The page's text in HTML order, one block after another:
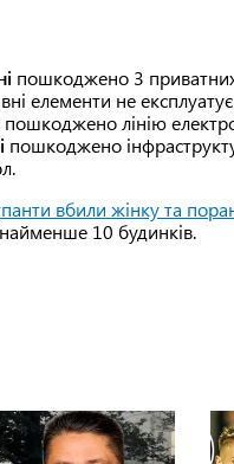
пошкоджено 3
елементи не
пошкоджено лінію
пошкоджено
вбили жінку та
10 будинків.